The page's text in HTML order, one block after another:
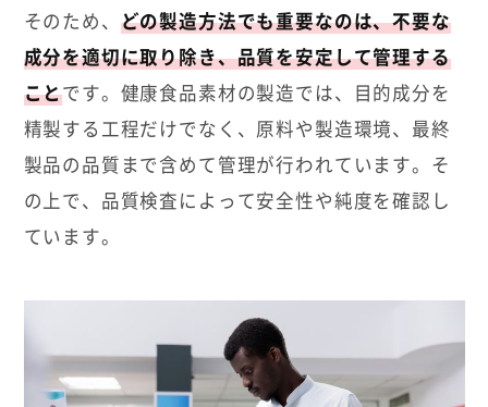
そのため、 どの製造方法でも重要なのは、不要な
成分を適切に取り除き、品質を安定して管理する
ことです。健康食品素材の製造では、目的成分を
精製する工程だけでなく、原料や製造環境、最終
製品の品質まで含めて管理が行われています。そ
の上で、品質検査によって安全性や純度を確認し
ています。